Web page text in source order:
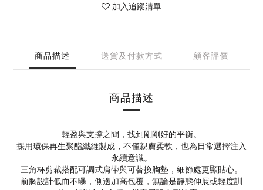
加入追蹤清單
商品描述 送貨及付款方式 顧客評價
商品描述
輕盈與支撐之間，找到剛剛好的平衡。
採用環保再生聚酯纖維製成，不僅親膚柔軟，也為日常選擇注入
永續意識。
三角杯剪裁搭配可調式肩帶與可替換胸墊，細節處更顯貼心。
前胸設計低而不曝，側邊加高包覆，無論是靜態伸展或輕度訓